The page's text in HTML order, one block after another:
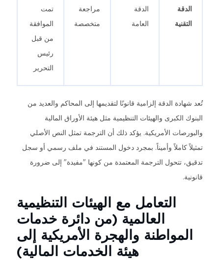
الدقة
التقنية
الدقة
العامة
مراجعة
متخصصة
تمت
الموافقة
من قبل
رئيس
التحرير
تُعد شهادة الدقة إلزامية قانونًا لتقديمها إلى المحاكم والعديد من
البنوك الكبرى والهيئات التنظيمية مثل هيئة الأوراق المالية
والبورصات الأمريكية. يؤكد ذلك أن الترجمة تمثل النص الأصلي
تمثيلاً كاملاً وأميناً. بمجرد دخول المستند في ملف رسمي أو سجل
تدقيق، تتحول الترجمة المعتمدة من كونها "مفيدة" إلى ضرورة
قانونية.
التعامل مع الهيئات التنظيمية
العالمية (من دائرة خدمات
المواطنة والهجرة الأمريكية إلى
هيئة الخدمات المالية)